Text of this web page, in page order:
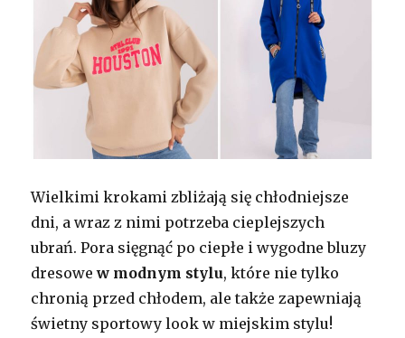
Wielkimi krokami zbliżają się chłodniejsze
dni, a wraz z nimi potrzeba cieplejszych
ubrań. Pora sięgnąć po ciepłe i wygodne bluzy
dresowew modnym stylu, które nie tylko
chronią przed chłodem, ale także zapewniają
świetny sportowy look w miejskim stylu!